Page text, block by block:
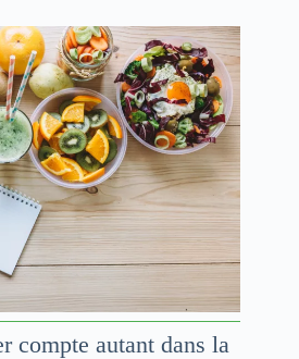
compte autant dans la